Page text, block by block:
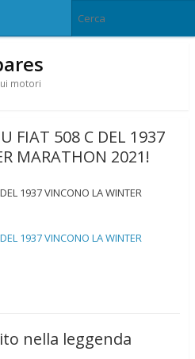
motori
FIAT 508 C DEL 1937
MARATHON 2021!
1937 VINCONO LA WINTER
1937 VINCONO LA WINTER
nella leggenda